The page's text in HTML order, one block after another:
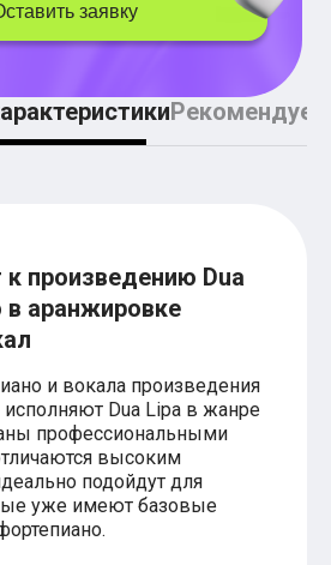
песни)заявку
Рекомендуем
к произведению Dua
в аранжировке
и вокала произведения
исполняют Dua Lipa в жанре
профессиональными
высоким
подойдут для
уже имеют базовые